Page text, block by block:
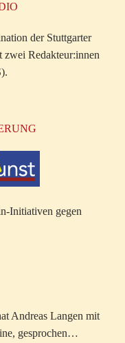
der Stuttgarter
zwei Redakteur:innen
Initiativen gegen
Andreas Langen mit
gesprochen…